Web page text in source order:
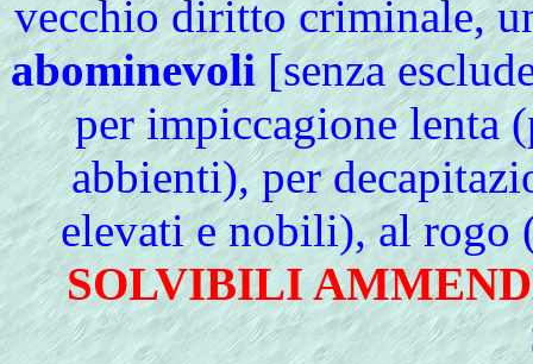
vecchio diritto criminale,
abominevoli[senza
per impiccagione lenta
abbienti), per
elevati e nobili), al
SOLVIBILI